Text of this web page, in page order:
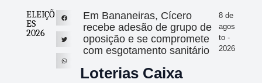
ELEIÇÕ
ES
2026
Em Bananeiras, Cícero
recebe adesão de grupo de
oposição e se compromete
com esgotamento sanitário
8 de
agos
to -
2026
Loterias Caixa